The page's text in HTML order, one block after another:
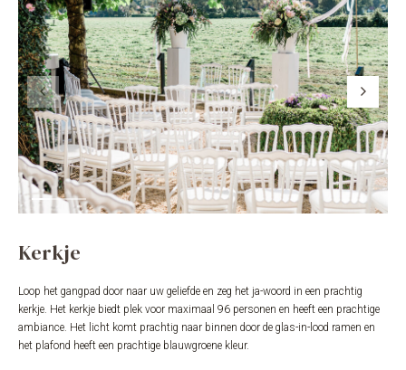
Kerkje
Loop het gangpad door naar uw geliefde en zeg het ja-woord in een prachtig
kerkje. Het kerkje biedt plek voor maximaal 96 personen en heeft een prachtige
ambiance. Het licht komt prachtig naar binnen door de glas-in-lood ramen en
het plafond heeft een prachtige blauwgroene kleur.